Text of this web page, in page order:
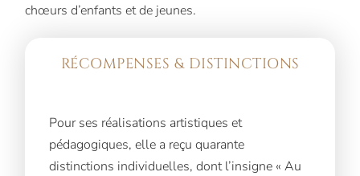
chœurs d’enfants et de jeunes.
RÉCOMPENSES & DISTINCTIONS
Pour ses réalisations artistiques et
pédagogiques, elle a reçu quarante
distinctions individuelles, dont l’insigne « Au